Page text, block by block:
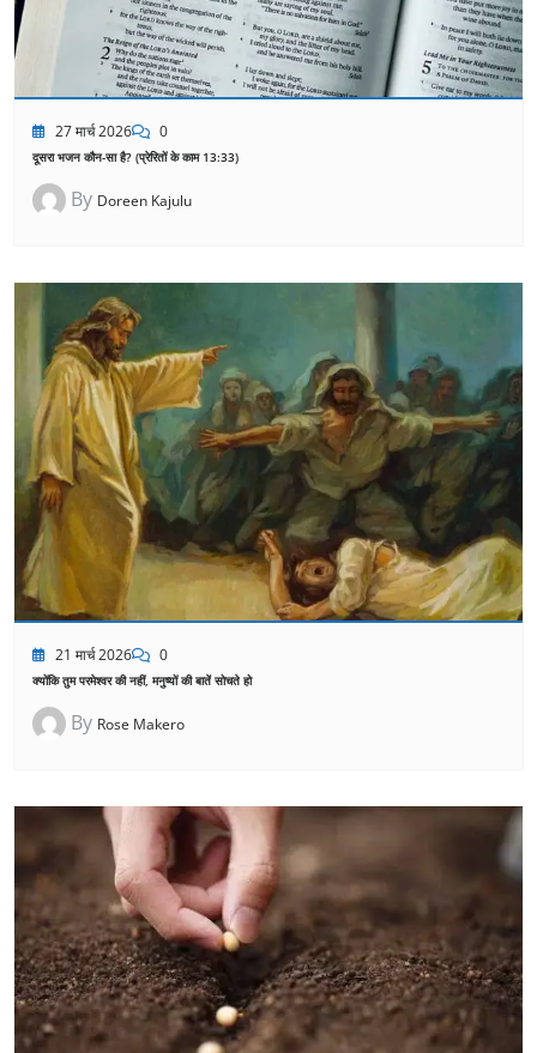
27 मार्च 2026 0
दूसरा भजन कौन-सा है? (प्रेरितों के काम 13:33)
By Doreen Kajulu
21 मार्च 2026 0
क्योंकि तुम परमेश्वर की नहीं, मनुष्यों की बातें सोचते हो
By Rose Makero